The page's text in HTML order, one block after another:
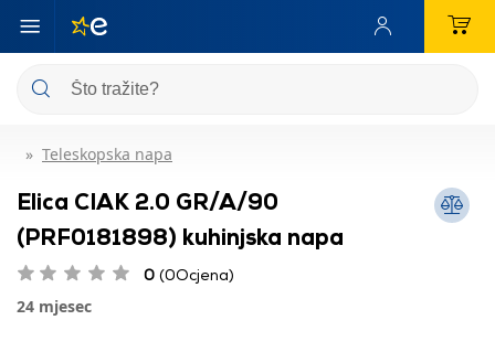
Teleskopska napa
Elica CIAK 2.0 GR/A/90
(PRF0181898) kuhinjska napa
0 (0Ocjena)
24 mjesec